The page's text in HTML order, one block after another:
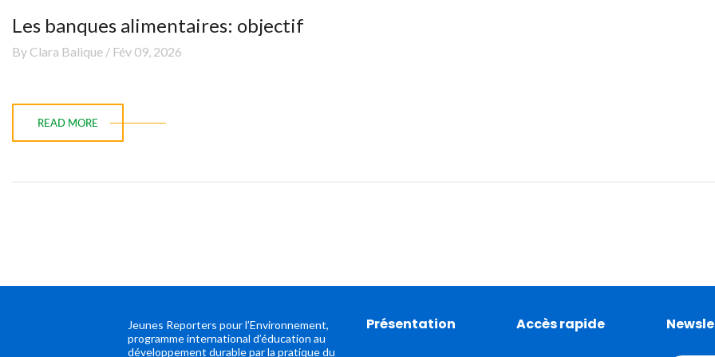
Les banques alimentaires: objectif
By Clara Balique / Fév 09, 2026
READ MORE
Jeunes Reporters pour l’Environnement,
programme international d’éducation au
développement durable par la pratique du
Présentation Accès rapide